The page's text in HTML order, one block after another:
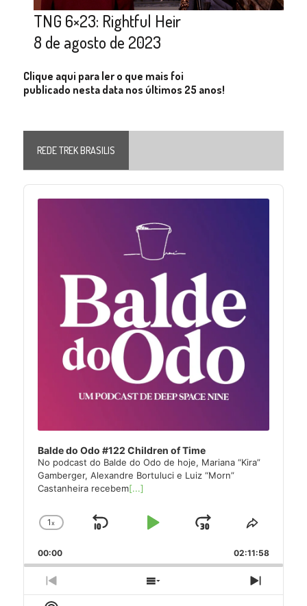
TNG 6×23: Rightful Heir
8 de agosto de 2023
Clique aqui para ler o que mais foi
publicado nesta data nos últimos 25 anos!
REDE TREK BRASILIS
Audio
Player
Balde do Odo #122 Children of Time
No podcast do Balde do Odo de hoje, Mariana “Kira”
Gamberger, Alexandre Bortuluci e Luiz “Morn”
Castanheira recebem[...]
Change
Rate
1x
Skip
Play
Jump
Forward
Share
Episode
00:00 02:11:58
Previous
Episode
Show
Episodes
Next
Episode